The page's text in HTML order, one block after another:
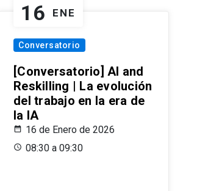
16 ENE
Conversatorio
[Conversatorio] AI and
Reskilling | La evolución
del trabajo en la era de
la IA
16 de Enero de 2026
08:30 a 09:30